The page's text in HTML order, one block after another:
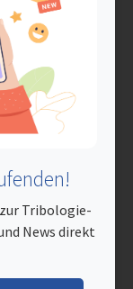
Tribologie-
News direkt